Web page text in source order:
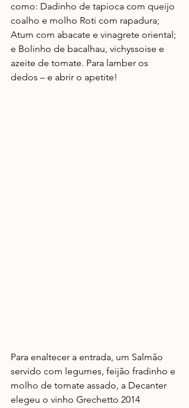
como: Dadinho de tapioca com queijo
coalho e molho Roti com rapadura;
Atum com abacate e vinagrete oriental;
e Bolinho de bacalhau, vichyssoise e
azeite de tomate. Para lamber os
dedos – e abrir o apetite!
Para enaltecer a entrada, um Salmão
servido com legumes, feijão fradinho e
molho de tomate assado, a Decanter
elegeu o vinho Grechetto 2014